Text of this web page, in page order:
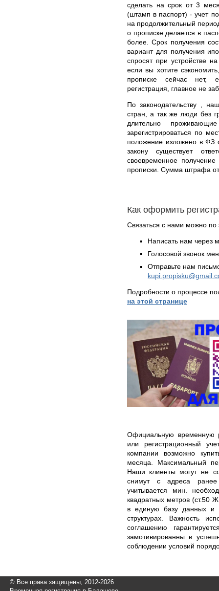
сделать на срок от 3
(штамп в паспорт) - учет
на продолжительный
о прописке делается в
более. Срок получения
вариант для получения
спросят при устройстве
если вы хотите
прописке сейчас нет,
регистрация, главное не
По законодательству ,
стран, а так же люди без
длительно
зарегистрироваться по
положение изложено в
закону существует
своевременное
прописки. Сумма штрафа
Как оформить
Связаться с нами можно по
Написать нам через
Голосовой звонок
Отправьте нам
Подробности о процессе
на этой странице
Официальную временную
или регистрационный
компании возможно
месяца. Максимальный
Наши клиенты могут не
снимут с адреса ранее
учитывается мин.
квадратных метров (ст.50
в единую базу данных и
структурах. Важность
соглашению
замотивированны в
соблюдении условий
© Все права защищены, 2012-2026